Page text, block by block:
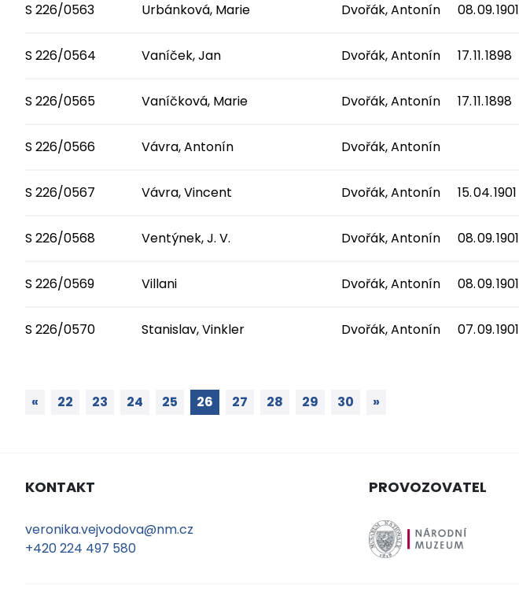
S 226/0563 Urbánková, Marie Dvořák, Antonín 08. 09. 1901
S 226/0564 Vaníček, Jan Dvořák, Antonín 17. 11. 1898
S 226/0565 Vaníčková, Marie Dvořák, Antonín 17. 11. 1898
S 226/0566 Vávra, Antonín Dvořák, Antonín
S 226/0567 Vávra, Vincent Dvořák, Antonín 15. 04. 1901
S 226/0568 Ventýnek, J. V. Dvořák, Antonín 08. 09. 1901
S 226/0569 Villani Dvořák, Antonín 08. 09. 1901
S 226/0570 Stanislav, Vinkler Dvořák, Antonín 07. 09. 1901
« 22 23 24 25 26 27 28 29 30 »
KONTAKT
veronika.vejvodova@nm.cz
+420 224 497 580
PROVOZOVATEL